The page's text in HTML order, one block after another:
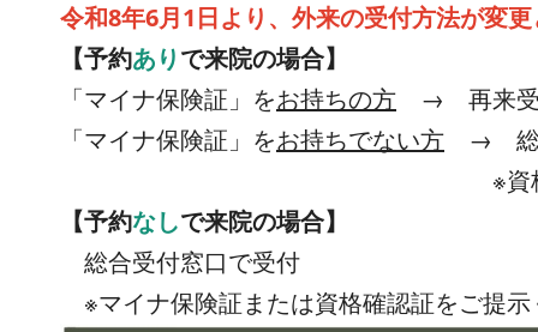
令和8年6月1日より、外来の受付方法が変
【予約ありで来院の場合】
「マイナ保険証」をお持ちの方 → 再来受
「マイナ保険証」をお持ちでない方 → 総
※資格確認証をご
【予約なしで来院の場合】
総合受付窓口で受付
※マイナ保険証または資格確認証をご提示